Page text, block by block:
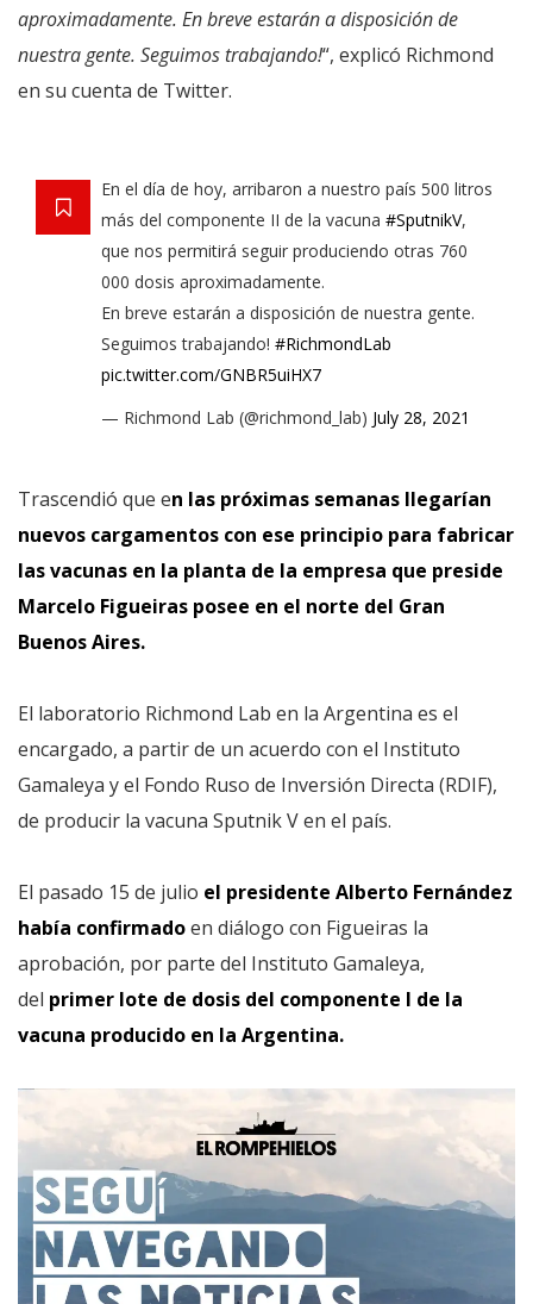
aproximadamente. En breve estarán a disposición de
nuestra gente. Seguimos trabajando!“, explicó Richmond
en su cuenta de Twitter.
En el día de hoy, arribaron a nuestro país 500 litros
más del componente II de la vacuna #SputnikV,
que nos permitirá seguir produciendo otras 760
000 dosis aproximadamente.
En breve estarán a disposición de nuestra gente.
Seguimos trabajando! #RichmondLab
pic.twitter.com/GNBR5uiHX7
— Richmond Lab (@richmond_lab) July 28, 2021
Trascendió que en las próximas semanas llegarían
nuevos cargamentos con ese principio para fabricar
las vacunas en la planta de la empresa que preside
Marcelo Figueiras posee en el norte del Gran
Buenos Aires.
El laboratorio Richmond Lab en la Argentina es el
encargado, a partir de un acuerdo con el Instituto
Gamaleya y el Fondo Ruso de Inversión Directa (RDIF),
de producir la vacuna Sputnik V en el país.
El pasado 15 de julio el presidente Alberto Fernández
había confirmadoen diálogo con Figueiras la
aprobación, por parte del Instituto Gamaleya,
del primer lote de dosis del componente I de la
vacuna producido en la Argentina.